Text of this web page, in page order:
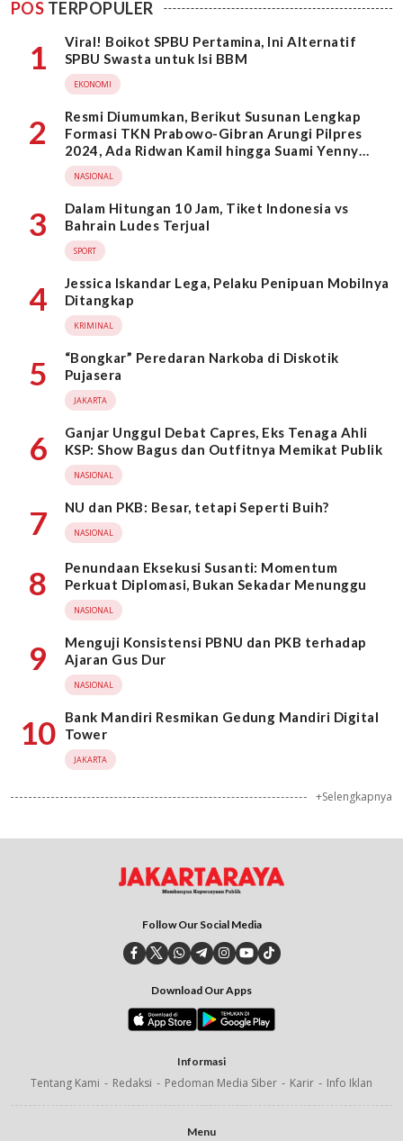
POS TERPOPULER
1
Viral! Boikot SPBU Pertamina, Ini Alternatif
SPBU Swasta untuk Isi BBM
EKONOMI
2
Resmi Diumumkan, Berikut Susunan Lengkap
Formasi TKN Prabowo-Gibran Arungi Pilpres
2024, Ada Ridwan Kamil hingga Suami Yenny
Wahid
NASIONAL
3
Dalam Hitungan 10 Jam, Tiket Indonesia vs
Bahrain Ludes Terjual
SPORT
4
Jessica Iskandar Lega, Pelaku Penipuan Mobilnya
Ditangkap
KRIMINAL
5
“Bongkar” Peredaran Narkoba di Diskotik
Pujasera
JAKARTA
6
Ganjar Unggul Debat Capres, Eks Tenaga Ahli
KSP: Show Bagus dan Outfitnya Memikat Publik
NASIONAL
7 NU dan PKB: Besar, tetapi Seperti Buih?
NASIONAL
8
Penundaan Eksekusi Susanti: Momentum
Perkuat Diplomasi, Bukan Sekadar Menunggu
NASIONAL
9
Menguji Konsistensi PBNU dan PKB terhadap
Ajaran Gus Dur
NASIONAL
10
Bank Mandiri Resmikan Gedung Mandiri Digital
Tower
JAKARTA
+Selengkapnya
Follow Our Social Media
Download Our Apps
Informasi
Tentang Kami Redaksi Pedoman Media Siber Karir Info Iklan
Menu